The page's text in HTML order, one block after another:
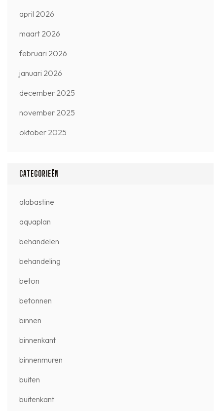
april 2026
maart 2026
februari 2026
januari 2026
december 2025
november 2025
oktober 2025
CATEGORIEËN
alabastine
aquaplan
behandelen
behandeling
beton
betonnen
binnen
binnenkant
binnenmuren
buiten
buitenkant